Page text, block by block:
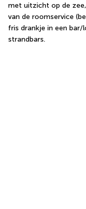
met uitzicht op de
van de roomservice
fris drankje in een bar/
strandbars.